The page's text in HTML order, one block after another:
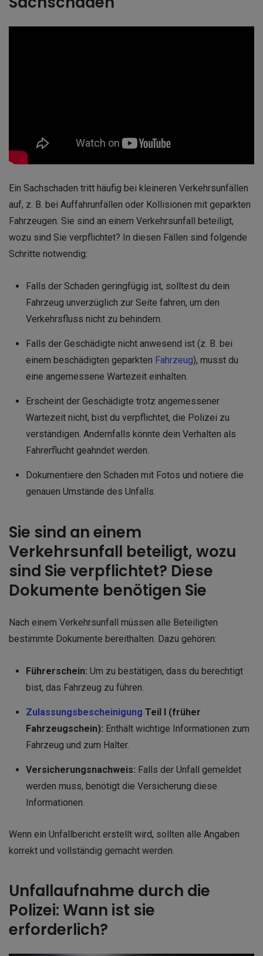
Ein Sachschaden tritt häufig bei kleineren Verkehrsunfällen
auf, z. B. bei Auffahrunfällen oder Kollisionen mit geparkten
Fahrzeugen. Sie sind an einem Verkehrsunfall beteiligt,
wozu sind Sie verpflichtet? In diesen Fällen sind folgende
Schritte notwendig:
Falls der Schaden geringfügig ist, solltest du dein
Fahrzeug unverzüglich zur Seite fahren, um den
Verkehrsfluss nicht zu behindern.
Falls der Geschädigte nicht anwesend ist (z. B. bei
einem beschädigten geparkten Fahrzeug), musst du
eine angemessene Wartezeit einhalten.
Erscheint der Geschädigte trotz angemessener
Wartezeit nicht, bist du verpflichtet, die Polizei zu
verständigen. Andernfalls könnte dein Verhalten als
Fahrerflucht geahndet werden.
Dokumentiere den Schaden mit Fotos und notiere die
genauen Umstände des Unfalls.
Sie sind an einem
Verkehrsunfall beteiligt, wozu
sind Sie verpflichtet? Diese
Dokumente benötigen Sie
Nach einem Verkehrsunfall müssen alle Beteiligten
bestimmte Dokumente bereithalten. Dazu gehören:
Führerschein: Um zu bestätigen, dass du berechtigt
bist, das Fahrzeug zu führen.
Zulassungsbescheinigung Teil I (früher
Fahrzeugschein): Enthält wichtige Informationen zum
Fahrzeug und zum Halter.
Versicherungsnachweis: Falls der Unfall gemeldet
werden muss, benötigt die Versicherung diese
Informationen.
Wenn ein Unfallbericht erstellt wird, sollten alle Angaben
korrekt und vollständig gemacht werden.
Unfallaufnahme durch die
Polizei: Wann ist sie
erforderlich?